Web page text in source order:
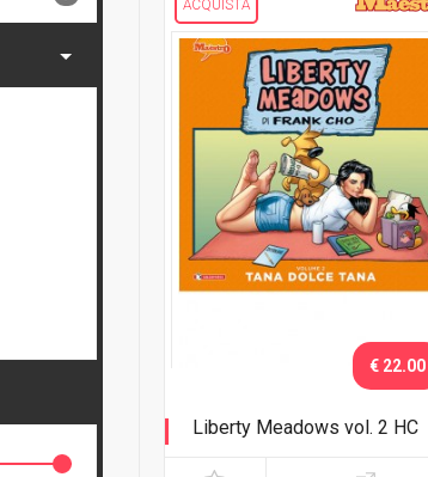
ACQUISTA
Liberty Meadows vol. 2 HC
€ 22.00